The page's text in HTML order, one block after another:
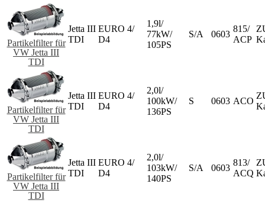
Partikelfilter für
VW Jetta III
TDI
Jetta III
TDI
EURO 4/
D4
1,9l/
77kW/
105PS
S/A 0603
815/
ACP
Partikelfilter für
VW Jetta III
TDI
Jetta III
TDI
EURO 4/
D4
2,0l/
100kW/
136PS
S 0603 ACO
Partikelfilter für
VW Jetta III
TDI
Jetta III
TDI
EURO 4/
D4
2,0l/
103kW/
140PS
S/A 0603
813/
ACQ